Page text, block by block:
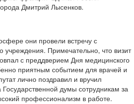
Дмитрий Лысенков.
они провели встречу с
учреждения. Примечательно, что визит
с преддверием Дня медицинского
приятным событием для врачей и
лично поздравил и вручил
думы сотрудникам за
профессионализм в работе.